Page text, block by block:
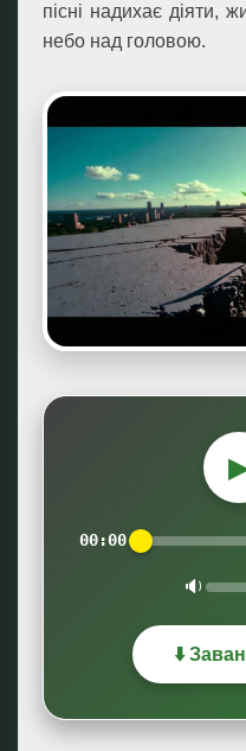
пісні надихає діяти,
небо над головою.
00:00
🔉
⬇️